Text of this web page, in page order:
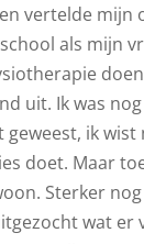
vertelde mijn
als mijn
uit. Ik was
ik wist
doet. Maar
Sterker
wat er